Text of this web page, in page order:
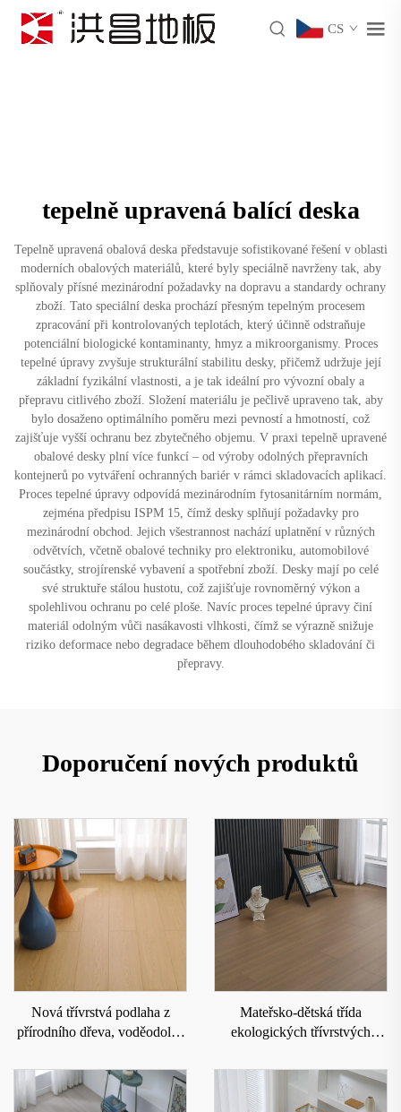
CS
tepelně upravená balící deska
Tepelně upravená obalová deska představuje sofistikované řešení v oblasti
moderních obalových materiálů, které byly speciálně navrženy tak, aby
splňovaly přísné mezinárodní požadavky na dopravu a standardy ochrany
zboží. Tato speciální deska prochází přesným tepelným procesem
zpracování při kontrolovaných teplotách, který účinně odstraňuje
potenciální biologické kontaminanty, hmyz a mikroorganismy. Proces
tepelné úpravy zvyšuje strukturální stabilitu desky, přičemž udržuje její
základní fyzikální vlastnosti, a je tak ideální pro vývozní obaly a
přepravu citlivého zboží. Složení materiálu je pečlivě upraveno tak, aby
bylo dosaženo optimálního poměru mezi pevností a hmotností, což
zajišťuje vyšší ochranu bez zbytečného objemu. V praxi tepelně upravené
obalové desky plní více funkcí – od výroby odolných přepravních
kontejnerů po vytváření ochranných bariér v rámci skladovacích aplikací.
Proces tepelné úpravy odpovídá mezinárodním fytosanitárním normám,
zejména předpisu ISPM 15, čímž desky splňují požadavky pro
mezinárodní obchod. Jejich všestrannost nachází uplatnění v různých
odvětvích, včetně obalové techniky pro elektroniku, automobilové
součástky, strojírenské vybavení a spotřební zboží. Desky mají po celé
své struktuře stálou hustotu, což zajišťuje rovnoměrný výkon a
spolehlivou ochranu po celé ploše. Navíc proces tepelné úpravy činí
materiál odolným vůči nasákavosti vlhkosti, čímž se výrazně snižuje
riziko deformace nebo degradace během dlouhodobého skladování či
přepravy.
Doporučení nových produktů
Nová třívrstvá podlaha z
přírodního dřeva, voděodolná
Mateřsko-dětská třída
ekologických třívrstvých
domácnost